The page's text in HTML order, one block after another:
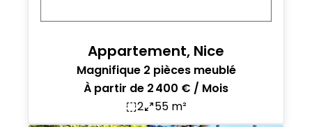
Appartement, Nice
Magnifique 2 pièces meublé
À partir de 2 400 € / Mois
2
55 m²